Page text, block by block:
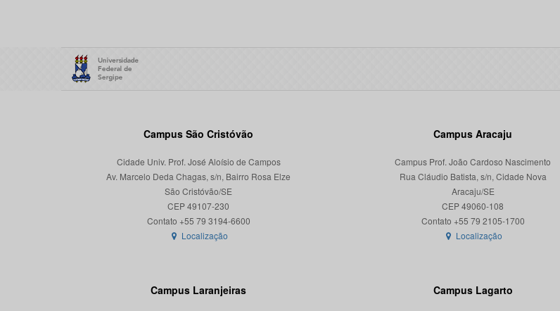
Campus São Cristóvão
Cidade Univ. Prof. José Aloísio de Campos
Av. Marcelo Deda Chagas, s/n, Bairro Rosa Elze
São Cristóvão/SE
CEP 49107-230
Localização
Campus Aracaju
Campus Prof. João Cardoso Nascimento
Rua Cláudio Batista, s/n, Cidade Nova
Aracaju/SE
CEP 49060-108
Localização
Campus Laranjeiras Campus Lagarto